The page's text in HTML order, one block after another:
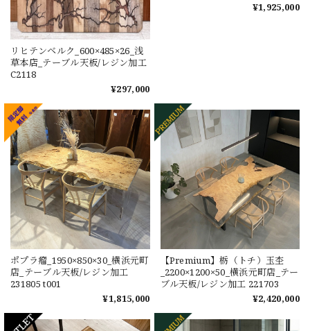
リヒテンベルク_600×485×26_浅
草本店_テーブル天板/レジン加工
C2118
¥297,000
¥1,925,000
ポプラ瘤_1950×850×30_横浜元町
店_テーブル天板/レジン加工
231805 t001
¥1,815,000
【Premium】栃（トチ）玉杢
_2200×1200×50_横浜元町店_テー
ブル天板/レジン加工 221703
¥2,420,000